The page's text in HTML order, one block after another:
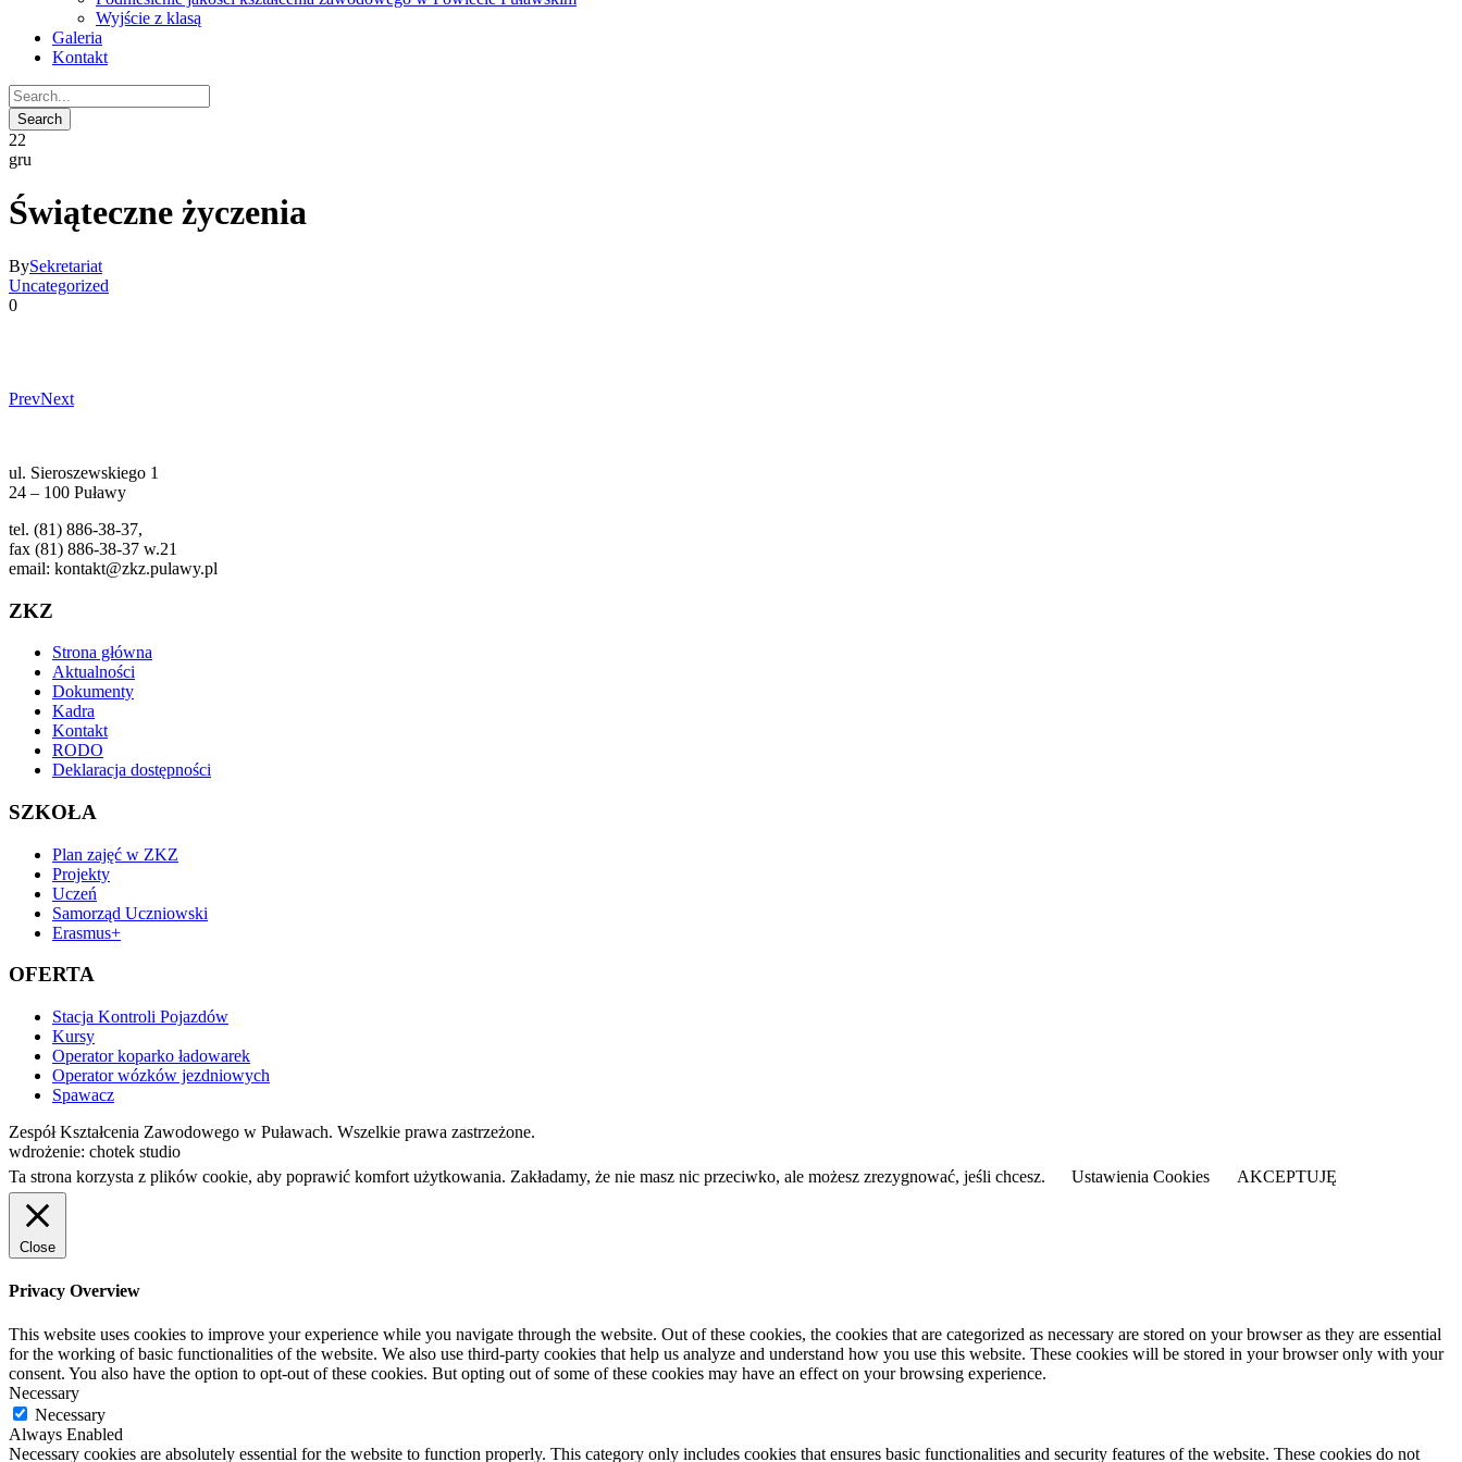
Wyjście z klasą
Galeria
Kontakt
22
gru
Świąteczne życzenia
BySekretariat
Uncategorized
0
PrevNext
ul. Sieroszewskiego 1
24 – 100 Puławy
tel. (81) 886-38-37,
fax (81) 886-38-37 w.21
email: kontakt@zkz.pulawy.pl
ZKZ
Strona główna
Aktualności
Dokumenty
Kadra
Kontakt
RODO
Deklaracja dostępności
SZKOŁA
Plan zajęć w ZKZ
Projekty
Uczeń
Samorząd Uczniowski
Erasmus+
OFERTA
Stacja Kontroli Pojazdów
Kursy
Operator koparko ładowarek
Operator wózków jezdniowych
Spawacz
Zespół Kształcenia Zawodowego w Puławach. Wszelkie prawa zastrzeżone.
wdrożenie: chotek studio
Ta strona korzysta z plików cookie, aby poprawić komfort użytkowania. Zakładamy, że nie masz nic przeciwko, ale możesz zrezygnować, jeśli chcesz.
Ustawienia Cookies AKCEPTUJĘ
Close
Privacy Overview
This website uses cookies to improve your experience while you navigate through the website. Out of these cookies, the cookies that are categorized as necessary are stored on your browser as they are essential
for the working of basic functionalities of the website. We also use third-party cookies that help us analyze and understand how you use this website. These cookies will be stored in your browser only with your
consent. You also have the option to opt-out of these cookies. But opting out of some of these cookies may have an effect on your browsing experience.
Necessary
Necessary
Always Enabled
Necessary cookies are absolutely essential for the website to function properly. This category only includes cookies that ensures basic functionalities and security features of the website. These cookies do not